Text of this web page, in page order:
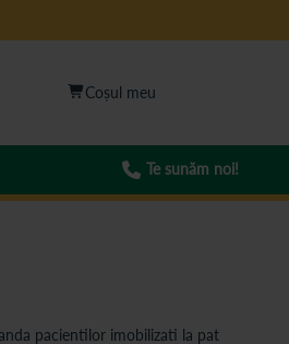
Te sunăm noi!
pacientilor imobilizati la pat